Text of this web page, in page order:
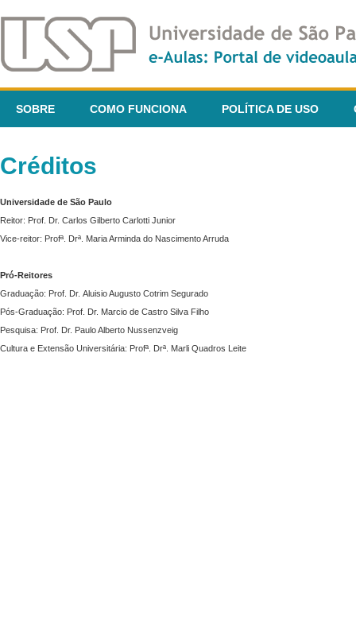
SOBRE COMO FUNCIONA POLÍTICA DE USO
Créditos
Universidade de São Paulo
Reitor: Prof. Dr. Carlos Gilberto Carlotti Junior
Vice-reitor: Profª. Drª. Maria Arminda do Nascimento Arruda
Pró-Reitores
Graduação: Prof. Dr. Aluisio Augusto Cotrim Segurado
Pós-Graduação: Prof. Dr. Marcio de Castro Silva Filho
Pesquisa: Prof. Dr. Paulo Alberto Nussenzveig
Cultura e Extensão Universitária: Profª. Drª. Marli Quadros Leite